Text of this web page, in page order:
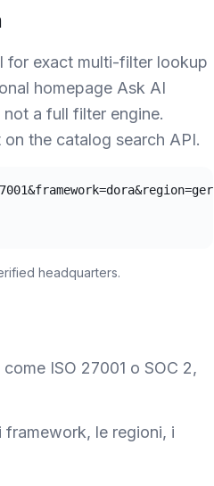
for exact multi-filter lookup
homepage Ask AI
a full filter engine.
the catalog search API.
headquarters.
ISO 27001 o SOC 2,
le regioni, i